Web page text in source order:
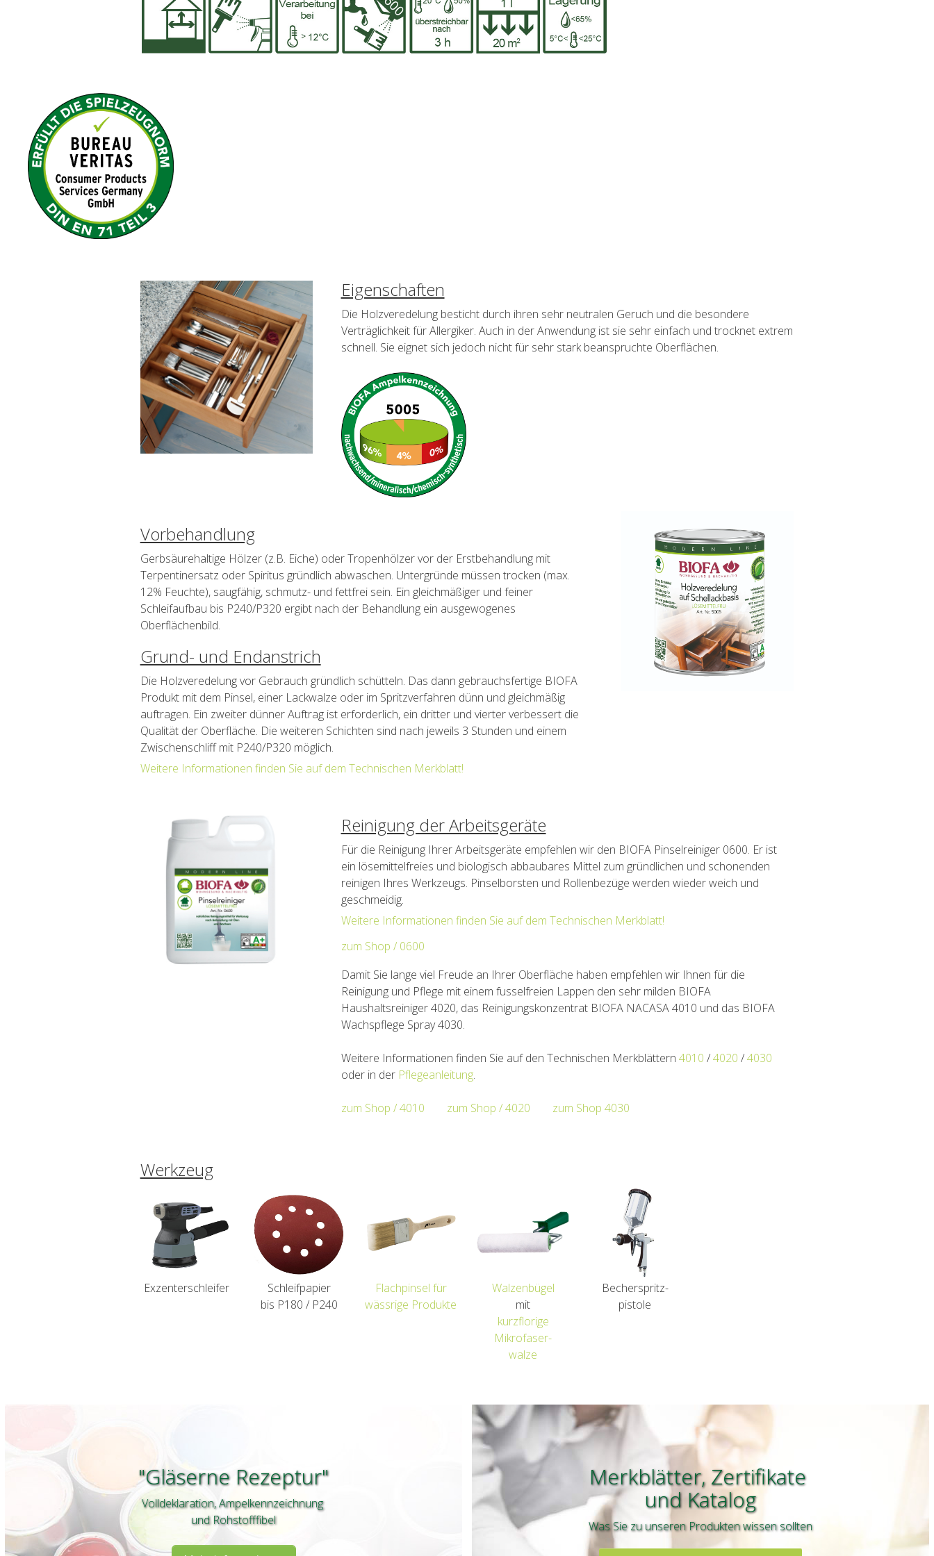
Eigenschaften
Die Holzveredelung besticht durch ihren sehr neutralen Geruch und die besondere
Verträglichkeit für Allergiker. Auch in der Anwendung ist sie sehr einfach und trocknet extrem
schnell. Sie eignet sich jedoch nicht für sehr stark beanspruchte Oberflächen.
Vorbehandlung
Gerbsäurehaltige Hölzer (z.B. Eiche) oder Tropenhölzer vor der Erstbehandlung mit
Terpentinersatz oder Spiritus gründlich abwaschen. Untergründe müssen trocken (max.
12% Feuchte), saugfähig, schmutz- und fettfrei sein. Ein gleichmäßiger und feiner
Schleifaufbau bis P240/P320 ergibt nach der Behandlung ein ausgewogenes
Oberflächenbild.
Grund- und Endanstrich
Die Holzveredelung vor Gebrauch gründlich schütteln. Das dann gebrauchsfertige BIOFA
Produkt mit dem Pinsel, einer Lackwalze oder im Spritzverfahren dünn und gleichmäßig
auftragen. Ein zweiter dünner Auftrag ist erforderlich, ein dritter und vierter verbessert die
Qualität der Oberfläche. Die weiteren Schichten sind nach jeweils 3 Stunden und einem
Zwischenschliff mit P240/P320 möglich.
Weitere Informationen finden Sie auf dem Technischen Merkblatt!
Reinigung der Arbeitsgeräte
Für die Reinigung Ihrer Arbeitsgeräte empfehlen wir den BIOFA Pinselreiniger 0600. Er ist
ein lösemittelfreies und biologisch abbaubares Mittel zum gründlichen und schonenden
reinigen Ihres Werkzeugs. Pinselborsten und Rollenbezüge werden wieder weich und
geschmeidig.
Weitere Informationen finden Sie auf dem Technischen Merkblatt!
zum Shop / 0600
Damit Sie lange viel Freude an Ihrer Oberfläche haben empfehlen wir Ihnen für die
Reinigung und Pflege mit einem fusselfreien Lappen den sehr milden BIOFA
Haushaltsreiniger 4020, das Reinigungskonzentrat BIOFA NACASA 4010 und das BIOFA
Wachspflege Spray 4030.
Weitere Informationen finden Sie auf den Technischen Merkblättern 4010 /4020 /4030
oder in der Pflegeanleitung.
zum Shop / 4010 zum Shop / 4020 zum Shop 4030
Werkzeug
Exzenterschleifer
Schleifpapier
bis P180 / P240
Flachpinsel für
wässrige Produkte
Walzenbügel
mit
kurzflorige
Mikrofaser-
walze
Becherspritz-
pistole
"Gläserne Rezeptur"
Volldeklaration, Ampelkennzeichnung
und Rohstofffibel
Merkblätter, Zertifikate
und Katalog
Was Sie zu unseren Produkten wissen sollten